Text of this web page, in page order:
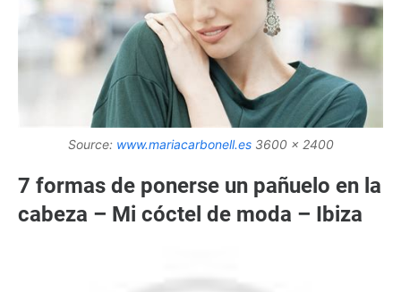
Source: www.mariacarbonell.es3600 x 2400
7 formas de ponerse un pañuelo en la
cabeza – Mi cóctel de moda – Ibiza